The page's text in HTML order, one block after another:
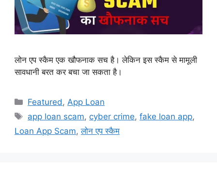
लोन एप स्कैम एक खौफनाक सच है। लेकिन इस स्कैम से मामूली
सावधानी बरत कर बचा जा सकता है।
Categories
Featured , App Loan
Tags
app loan scam, cyber crime,fake loan app,
Loan App Scam,लोन एप स्कैम